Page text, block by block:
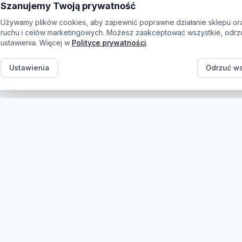
Szanujemy Twoją prywatność
Używamy plików cookies, aby zapewnić poprawne działanie sklepu
ruchu i celów marketingowych. Możesz zaakceptować wszystkie,
ustawienia. Więcej w Polityce prywatności.
Ustawienia Odrzuć